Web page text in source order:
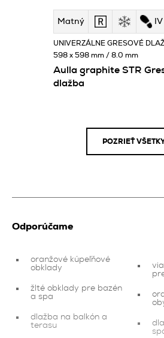
Matný IV
Aulla graphite STR
dlažba
UNIVERZÁLNE GRESOVÉ
598 x 598 mm / 8.0 mm
POZRIEŤ
Odporúčame
oranžové kúpeľňové
obklady
žlté obklady pre bazén
a spa
dlažba na balkón a
terasu